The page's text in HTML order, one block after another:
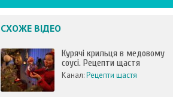
СХОЖЕ ВІДЕО
Курячі крильця в медовому
соусі. Рецепти щастя
Канал:Рецепти щастя